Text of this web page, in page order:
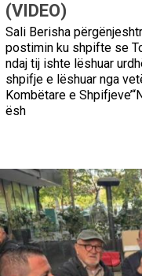
(VIDEO)
Sali Berisha
postimin ku shpifte se
ndaj tij ishte lëshuar
shpifje e lëshuar nga
Kombëtare e
ësh